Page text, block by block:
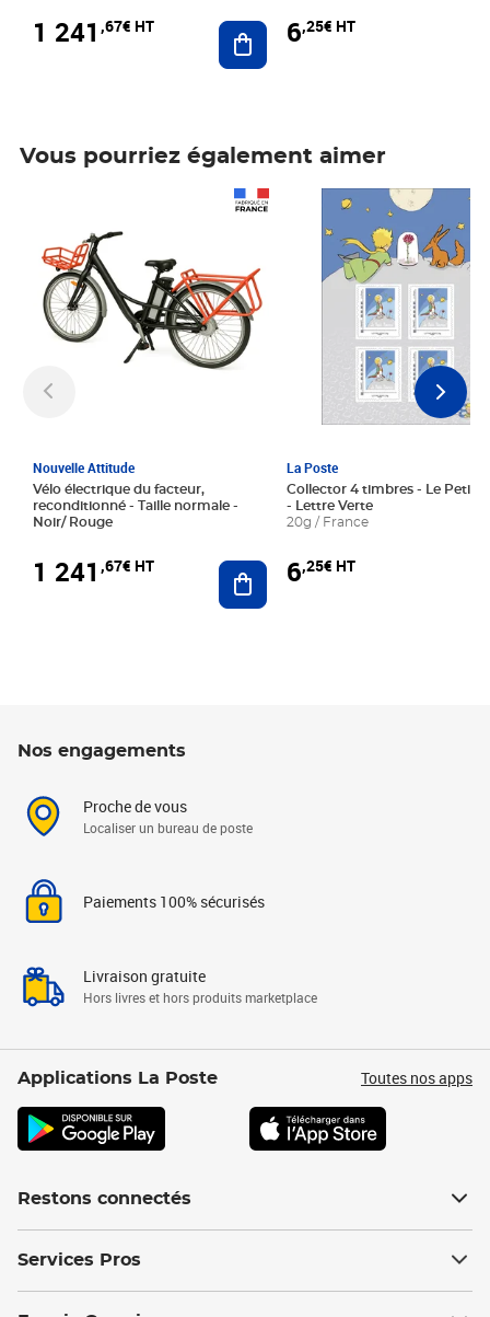
1 241 ,67€ HT Ajouter au panier
6,25€ HT
Vous pourriez également aimer
Nouvelle Attitude
Vélo électrique du facteur,
reconditionné - Taille normale -
Noir/ Rouge
1 241 ,67€ HT Ajouter au panier
La Poste
Collector 4 timbres - Le Petit
- Lettre Verte
20g / France
6,25€ HT
Prix 6,25€ HT
Nos engagements
Proche de vous
Localiser un bureau de poste
Paiements 100% sécurisés
Livraison gratuite
Hors livres et hors produits marketplace
Applications La Poste Toutes nos apps
Restons connectés
Services Pros